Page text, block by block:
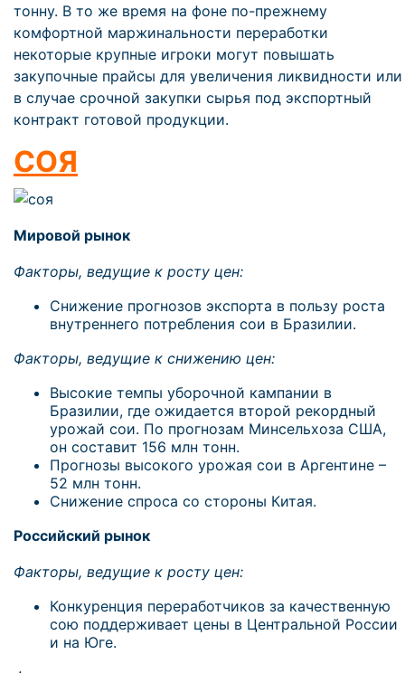
тонну. В то же время на фоне по-прежнему
комфортной маржинальности переработки
некоторые крупные игроки могут повышать
закупочные прайсы для увеличения ликвидности или
в случае срочной закупки сырья под экспортный
контракт готовой продукции.
СОЯ
Мировой рынок
Факторы, ведущие к росту цен:
Снижение прогнозов экспорта в пользу роста
внутреннего потребления сои в Бразилии.
Факторы, ведущие к снижению цен:
Высокие темпы уборочной кампании в
Бразилии, где ожидается второй рекордный
урожай сои. По прогнозам Минсельхоза США,
он составит 156 млн тонн.
Прогнозы высокого урожая сои в Аргентине –
52 млн тонн.
Снижение спроса со стороны Китая.
Российский рынок
Факторы, ведущие к росту цен:
Конкуренция переработчиков за качественную
сою поддерживает цены в Центральной России
и на Юге.